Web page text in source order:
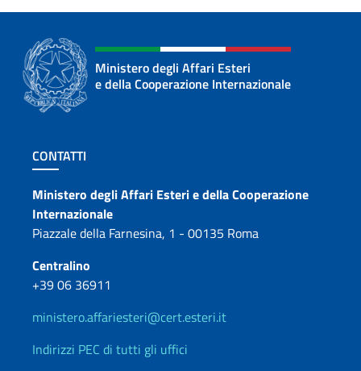
Ministero degli Affari Esteri
e della Cooperazione Internazionale
Sezione footer
CONTATTI
Contatti
Ministero degli Affari Esteri e della Cooperazione
Internazionale
Piazzale della Farnesina, 1 - 00135 Roma
Centralino
+39 06 36911
ministero.affariesteri@cert.esteri.it
Indirizzi PEC di tutti gli uffici